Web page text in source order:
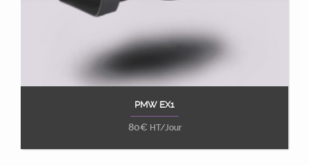
Ajouter au panier
PMW EX1
80€ HT/Jour